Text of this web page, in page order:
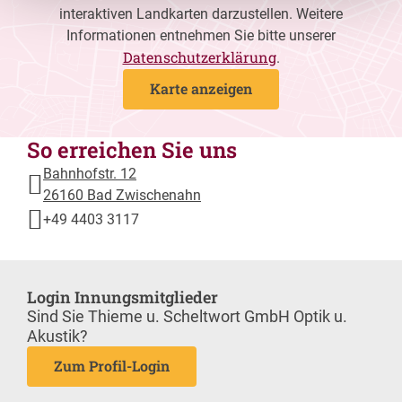
interaktiven Landkarten darzustellen. Weitere
Informationen entnehmen Sie bitte unserer
Datenschutzerklärung.
Karte anzeigen
So erreichen Sie uns
Bahnhofstr. 12
26160 Bad Zwischenahn
+49 4403 3117
Login Innungsmitglieder
Sind Sie Thieme u. Scheltwort GmbH Optik u.
Akustik?
Zum Profil-Login